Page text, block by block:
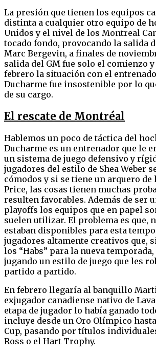
La presión que tienen los equipos
distinta a cualquier otro equipo de
Unidos y el nivel de los Montreal
tocado fondo, provocando la salida
Marc Bergevin, a finales de
salida del GM fue solo el comienzo
febrero la situación con el
Ducharme fue insostenible por lo
de su cargo.
El rescate de Montréal
Hablemos un poco de táctica del
Ducharme es un entrenador que le
un sistema de juego defensivo y
jugadores del estilo de Shea Weber
cómodos y si se tiene un arquero de
Price, las cosas tienen muchas
resulten favorables. Además de ser
playoffs los equipos que en papel
suelen utilizar. El problema es que,
estaban disponibles para esta
jugadores altamente creativos que,
los “Habs” para la nueva
jugando un estilo de juego que les
partido a partido.
En febrero llegaría al banquillo
exjugador canadiense nativo de
etapa de jugador lo había ganado
incluye desde un Oro Olímpico
Cup, pasando por títulos
Ross o el Hart Trophy.